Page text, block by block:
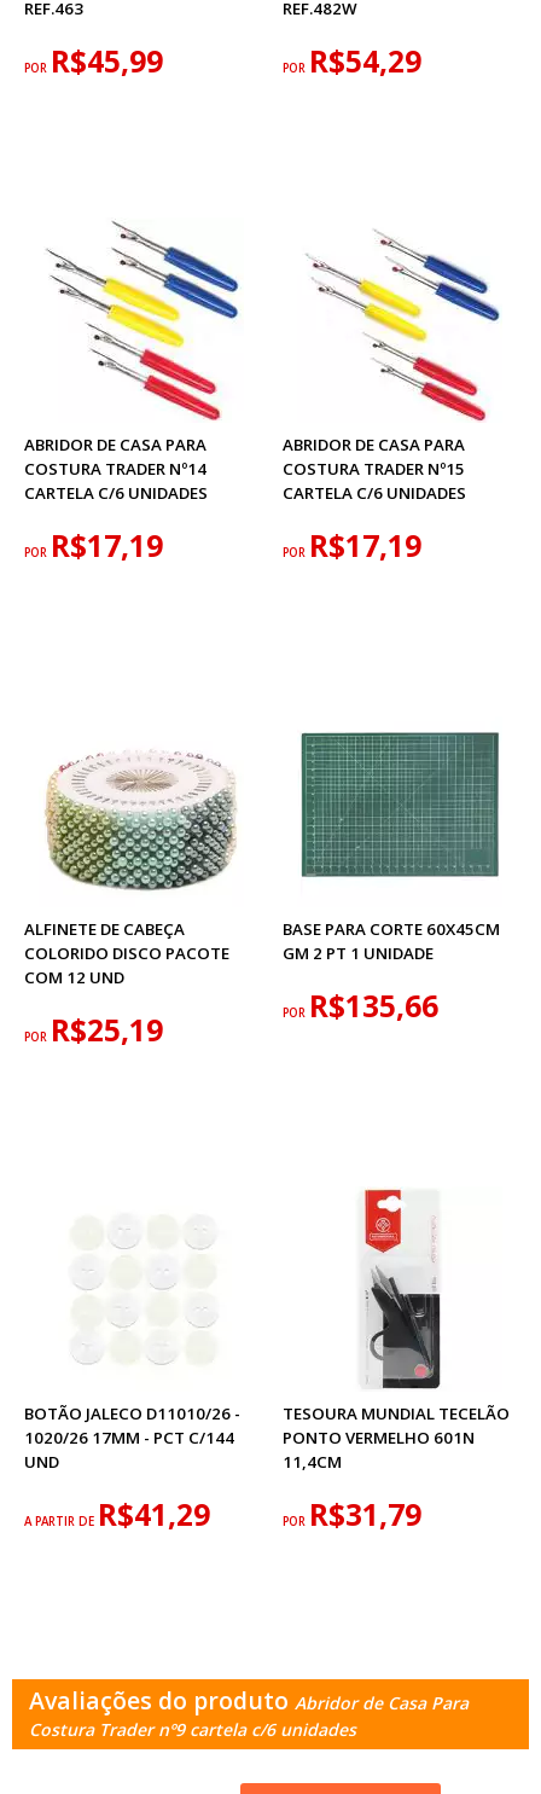
REF.463
POR R$45,99
REF.482W
POR R$54,29
ABRIDOR DE CASA PARA
COSTURA TRADER Nº14
CARTELA C/6 UNIDADES
POR R$17,19
ABRIDOR DE CASA PARA
COSTURA TRADER Nº15
CARTELA C/6 UNIDADES
POR R$17,19
ALFINETE DE CABEÇA
COLORIDO DISCO PACOTE
COM 12 UND
POR R$25,19
BASE PARA CORTE 60X45CM
GM 2 PT 1 UNIDADE
POR R$135,66
BOTÃO JALECO D11010/26 -
1020/26 17MM - PCT C/144
UND
A PARTIR DE R$41,29
TESOURA MUNDIAL TECELÃO
PONTO VERMELHO 601N
11,4CM
POR R$31,79
Avaliações do produto Abridor de Casa Para
Costura Trader nº9 cartela c/6 unidades